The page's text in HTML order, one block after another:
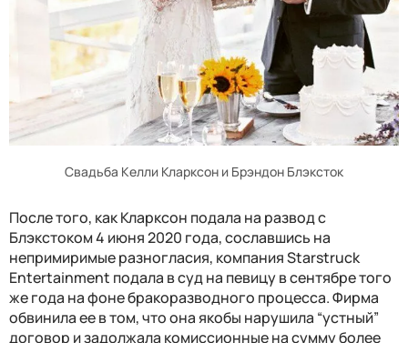
Свадьба Келли Кларксон и Брэндон Блэксток
После того, как Кларксон подала на развод с
Блэкстоком 4 июня 2020 года, сославшись на
непримиримые разногласия, компания Starstruck
Entertainment подала в суд на певицу в сентябре того
же года на фоне бракоразводного процесса. Фирма
обвинила ее в том, что она якобы нарушила “устный”
договор и задолжала комиссионные на сумму более